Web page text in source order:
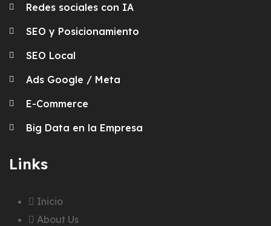
Redes sociales con IA
SEO y Posicionamiento
SEO Local
Ads Google / Meta
E-Commerce
Big Data en la Empresa
Links
Inicio
About Us